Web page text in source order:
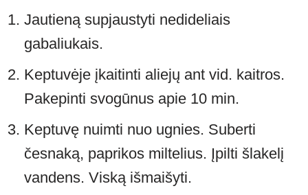
Jautieną supjaustyti nedideliais
gabaliukais.
Keptuvėje įkaitinti aliejų ant vid. kaitros.
Pakepinti svogūnus apie 10 min.
Keptuvę nuimti nuo ugnies. Suberti
česnaką, paprikos miltelius. Įpilti šlakelį
vandens. Viską išmaišyti.